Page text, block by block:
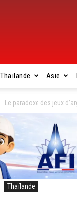
Thaïlande Asie
Le paradoxe des jeux
Thaïlande